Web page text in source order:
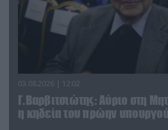
03.08.2026 | 12:02
Γ.Βαρβιτσιώτης: Aύριο στη
η κηδεία του πρώην